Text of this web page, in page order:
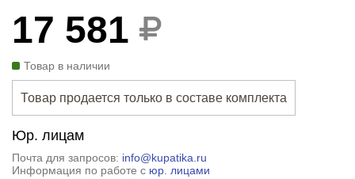
17 581
Товар в наличии
Товар продается только в составе комплекта
Юр. лицам
Почта для запросов: info@kupatika.ru
Информация по работе с юр. лицами